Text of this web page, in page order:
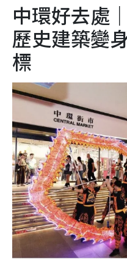
中環好去處
歷史建築變
標